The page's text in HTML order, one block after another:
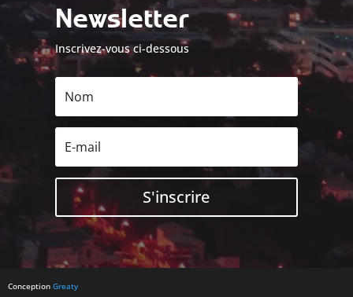
Newsletter
Inscrivez-vous ci-dessous
S'inscrire
Conception Greaty